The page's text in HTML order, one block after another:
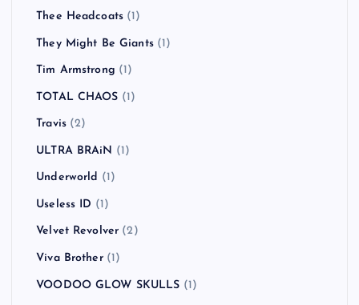
Thee Headcoats (1)
They Might Be Giants(1)
Tim Armstrong (1)
TOTAL CHAOS (1)
Travis(2)
ULTRA BRAiN (1)
Underworld (1)
Useless ID (1)
Velvet Revolver (2)
Viva Brother(1)
VOODOO GLOW SKULLS (1)